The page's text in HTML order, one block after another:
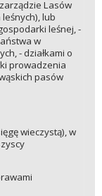
Lasów
lub
leśnej, -
w
- działkami o
prowadzenia
pasów
wieczystą), w